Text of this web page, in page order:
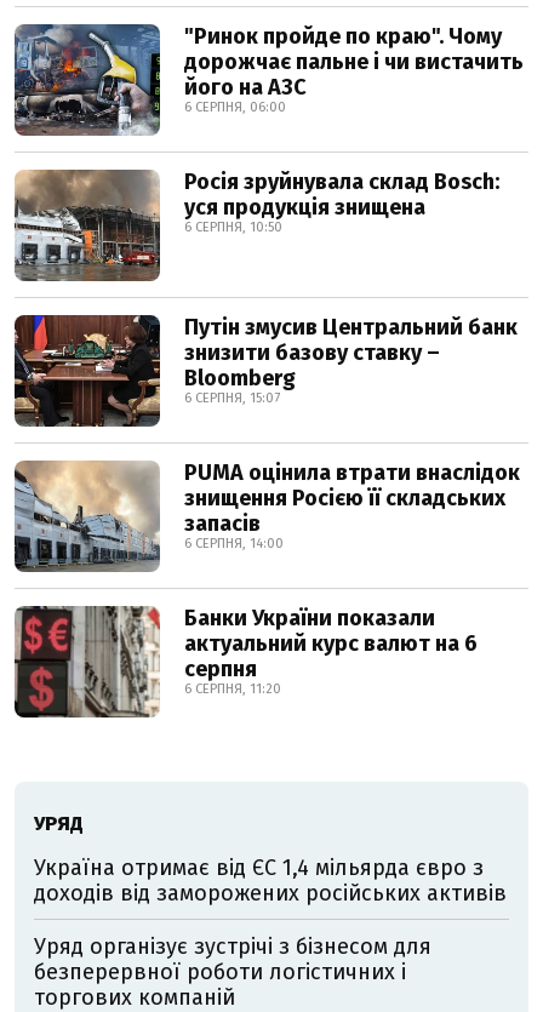
"Ринок пройде по краю". Чому
дорожчає пальне і чи вистачить
його на АЗС
6 СЕРПНЯ, 06:00
Росія зруйнувала склад Bosch:
уся продукція знищена
6 СЕРПНЯ, 10:50
Путін змусив Центральний банк
знизити базову ставку –
Bloomberg
6 СЕРПНЯ, 15:07
PUMA оцінила втрати внаслідок
знищення Росією її складських
запасів
6 СЕРПНЯ, 14:00
Банки України показали
актуальний курс валют на 6
серпня
6 СЕРПНЯ, 11:20
УРЯД
Україна отримає від ЄС 1,4 мільярда євро з
доходів від заморожених російських активів
Уряд організує зустрічі з бізнесом для
безперервної роботи логістичних і
торгових компаній